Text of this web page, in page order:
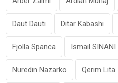
Daut Dauti Ditar Kabashi
Fjolla Spanca Ismail SINANI
Nuredin Nazarko Qerim Lita